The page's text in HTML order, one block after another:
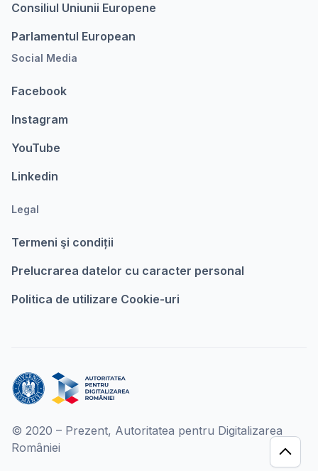
Consiliul Uniunii Europene
Parlamentul European
Social Media
Facebook
Instagram
YouTube
Linkedin
Legal
Termeni şi condiții
Prelucrarea datelor cu caracter personal
Politica de utilizare Cookie-uri
© 2020 – Prezent, Autoritatea pentru Digitalizarea
României